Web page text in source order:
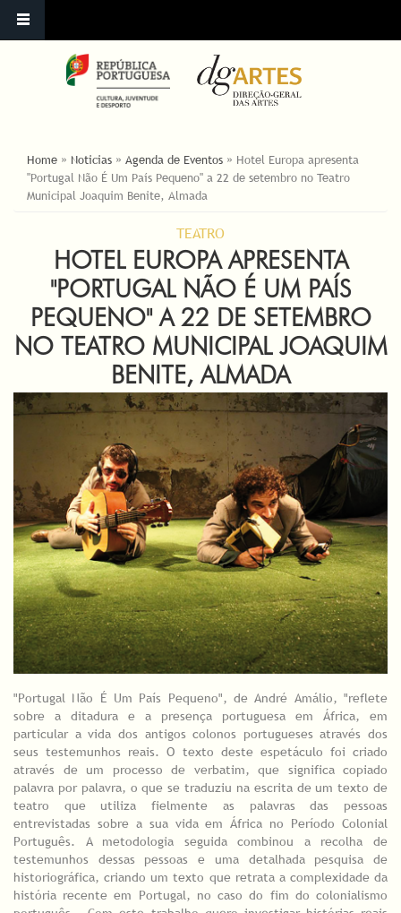
ESTÁ AQUI
Home » Noticias » Agenda de Eventos » Hotel Europa apresenta
"Portugal Não É Um País Pequeno" a 22 de setembro no Teatro
Municipal Joaquim Benite, Almada
TEATRO
HOTEL EUROPA APRESENTA
"PORTUGAL NÃO É UM PAÍS
PEQUENO" A 22 DE SETEMBRO
NO TEATRO MUNICIPAL JOAQUIM
BENITE, ALMADA
"Portugal Não É Um País Pequeno", de André Amálio, "reflete
sobre a ditadura e a presença portuguesa em África, em
particular a vida dos antigos colonos portugueses através dos
seus testemunhos reais. O texto deste espetáculo foi criado
através de um processo de verbatim, que significa copiado
palavra por palavra, o que se traduziu na escrita de um texto de
teatro que utiliza fielmente as palavras das pessoas
entrevistadas sobre a sua vida em África no Período Colonial
Português. A metodologia seguida combinou a recolha de
testemunhos dessas pessoas e uma detalhada pesquisa de
historiográfica, criando um texto que retrata a complexidade da
história recente em Portugal, no caso do fim do colonialismo